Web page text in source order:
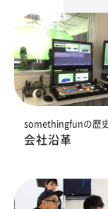
somethingfunの歴
会社沿革